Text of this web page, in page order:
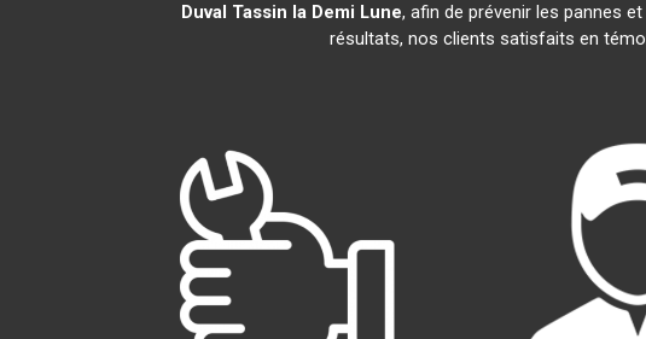
Duval Tassin la Demi Lune, afin de prévenir les pannes
résultats, nos clients satisfaits en